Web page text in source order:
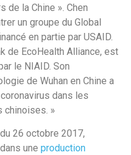
de la Chine ». Chen
un groupe du Global
en partie par USAID.
de EcoHealth Alliance, est
le NIAID. Son
de Wuhan en Chine a
dans les
chinoises. »
26 octobre 2017,
dans une production